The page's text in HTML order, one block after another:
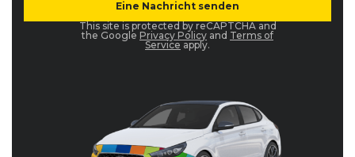
This site is protected by reCAPTCHA and
the Google Privacy Policy and Terms of
Service apply.